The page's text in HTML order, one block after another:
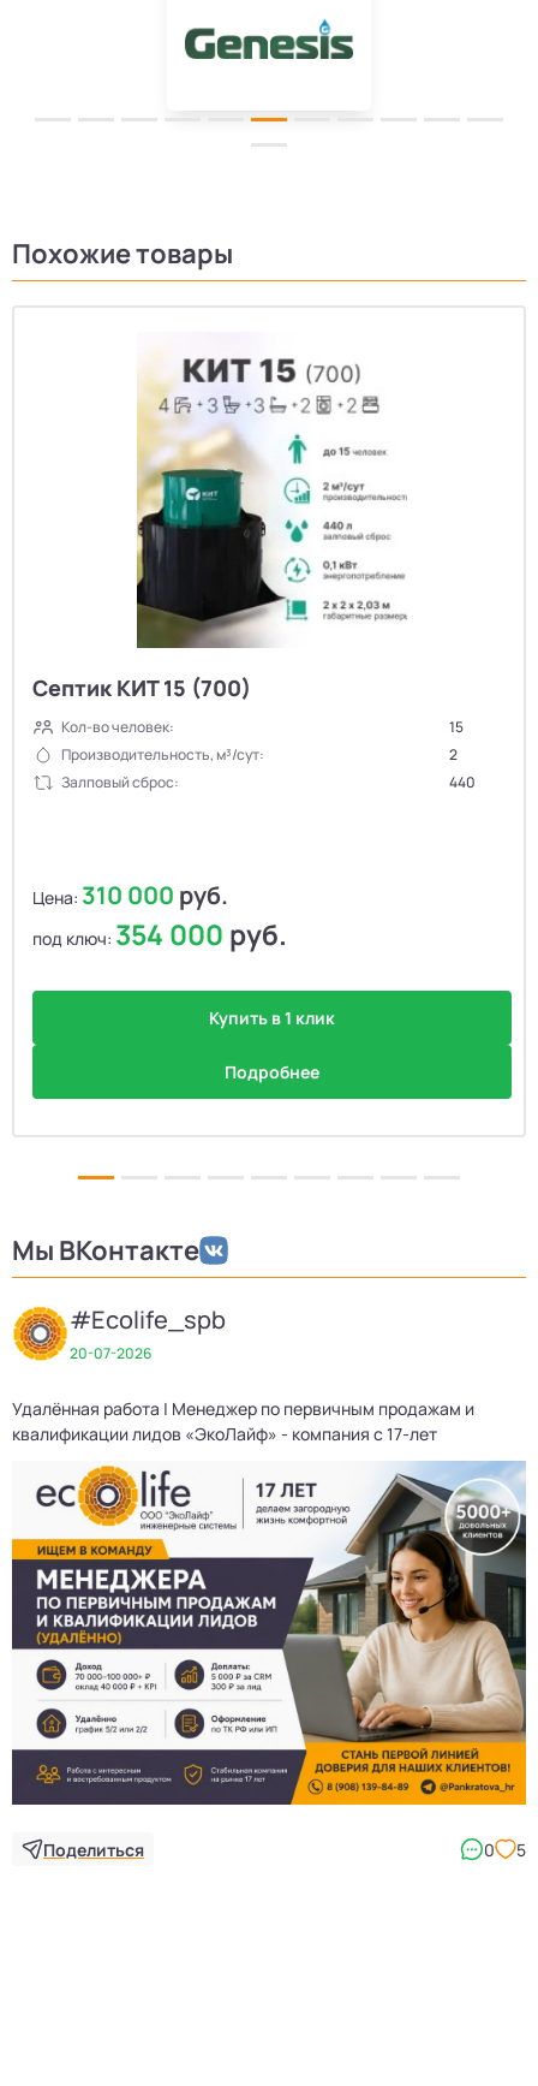
Похожие товары
Септик КИТ 15 (700)
Кол-во человек:
15
Производительность, м³/сут:
2
Залповый сброс:
440
Цена: 310 000 руб.
под ключ: 354 000 руб.
Купить в 1 клик
Подробнее
Мы ВКонтакте
#Ecolife_spb
20-07-2026
Удалённая работа | Менеджер по первичным продажам и
квалификации лидов «ЭкоЛайф» - компания с 17-лет
Поделиться 0 5